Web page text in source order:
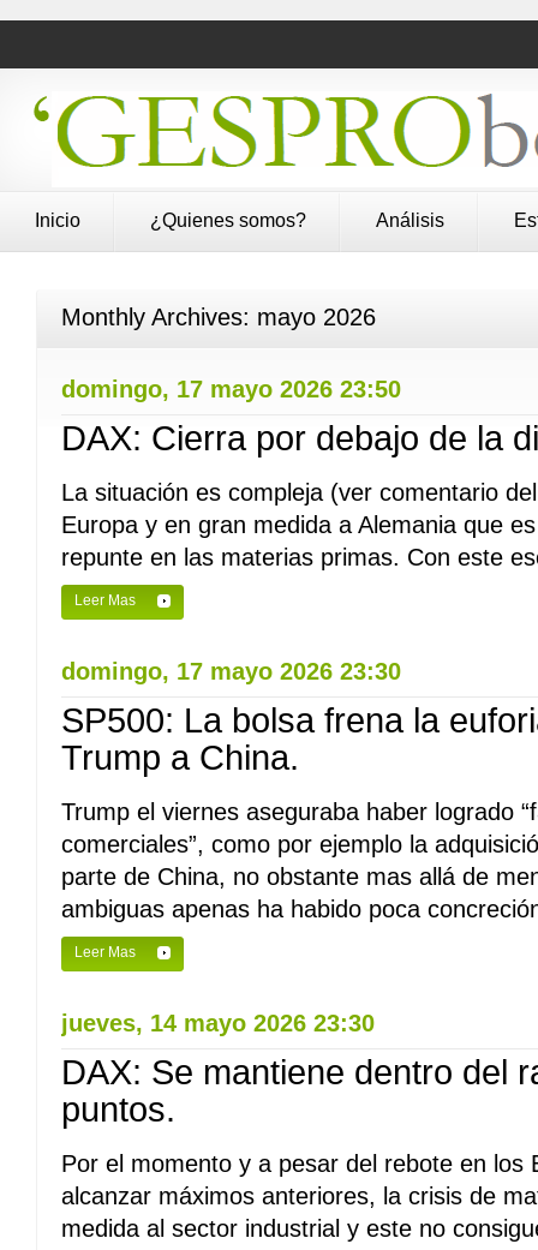
Inicio ¿Quienes somos? Análisis
Monthly Archives: mayo 2026
domingo, 17 mayo 2026 23:50
DAX: Cierra por debajo de la
La situación es compleja (ver comentario
Europa y en gran medida a Alemania que
repunte en las materias primas. Con este
Leer Mas
domingo, 17 mayo 2026 23:30
SP500: La bolsa frena la
Trump a China.
Trump el viernes aseguraba haber logrado
comerciales”, como por ejemplo la
parte de China, no obstante mas allá de
ambiguas apenas ha habido poca
Leer Mas
jueves, 14 mayo 2026 23:30
DAX: Se mantiene dentro del
puntos.
Por el momento y a pesar del rebote en los
alcanzar máximos anteriores, la crisis de
medida al sector industrial y este no